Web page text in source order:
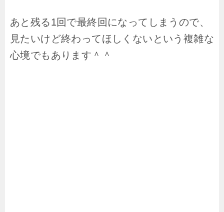
あと残る1回で最終回になってしまうので、
見たいけど終わってほしくないという複雑な
心境でもあります＾＾